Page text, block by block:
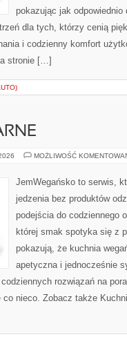
pokazując jak odpowiednio
dla tych, którzy cenią
i codzienny komfort
stronie […]
MOŻLIWOŚĆ
JemWegańsko to serwis,
jedzenia bez produktów
podejścia do codziennego
której smak spotyka się z
pokazują, że kuchnia
apetyczna i jednocześnie
rozwiązań na
co nieco. Zobacz także